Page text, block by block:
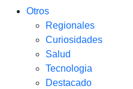
Otros
Regionales
Curiosidades
Salud
Tecnologia
Destacado